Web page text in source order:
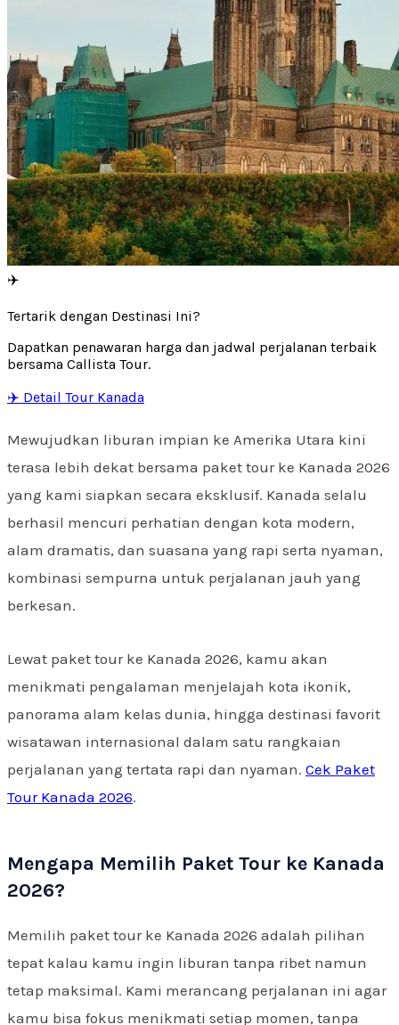
✈️
Tertarik dengan Destinasi Ini?
Dapatkan penawaran harga dan jadwal perjalanan terbaik
bersama Callista Tour.
✈️ Detail Tour Kanada
Mewujudkan liburan impian ke Amerika Utara kini
terasa lebih dekat bersama paket tour ke Kanada 2026
yang kami siapkan secara eksklusif. Kanada selalu
berhasil mencuri perhatian dengan kota modern,
alam dramatis, dan suasana yang rapi serta nyaman,
kombinasi sempurna untuk perjalanan jauh yang
berkesan.
Lewat paket tour ke Kanada 2026, kamu akan
menikmati pengalaman menjelajah kota ikonik,
panorama alam kelas dunia, hingga destinasi favorit
wisatawan internasional dalam satu rangkaian
perjalanan yang tertata rapi dan nyaman. Cek Paket
Tour Kanada 2026.
Mengapa Memilih Paket Tour ke Kanada
2026?
Memilih paket tour ke Kanada 2026 adalah pilihan
tepat kalau kamu ingin liburan tanpa ribet namun
tetap maksimal. Kami merancang perjalanan ini agar
kamu bisa fokus menikmati setiap momen, tanpa